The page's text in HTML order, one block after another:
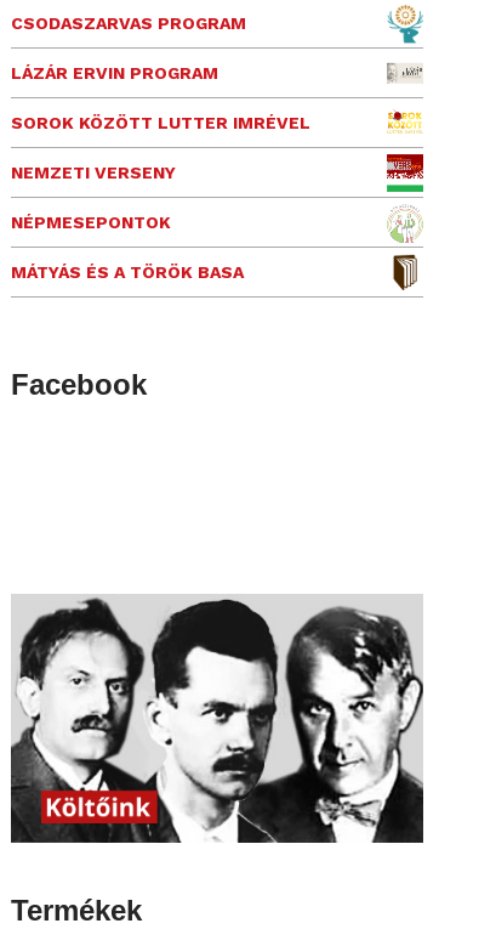
CSODASZARVAS PROGRAM
LÁZÁR ERVIN PROGRAM
SOROK KÖZÖTT LUTTER IMRÉVEL
NEMZETI VERSENY
NÉPMESEPONTOK
MÁTYÁS ÉS A TÖRÖK BASA
Facebook
Termékek